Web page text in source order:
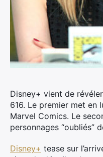
Disney+ vient de
616. Le premier met en
Marvel Comics. Le
personnages “oubliés”
Disney+ tease sur